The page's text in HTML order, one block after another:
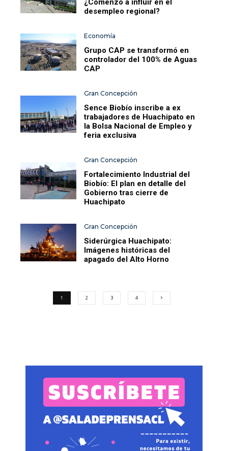
¿Comenzó a influir en el
desempleo regional?
Economía
Grupo CAP se transformó en
controlador del 100% de Aguas
CAP
Gran Concepción
Sence Biobío inscribe a ex
trabajadores de Huachipato en
la Bolsa Nacional de Empleo y
feria exclusiva
Gran Concepción
Fortalecimiento Industrial del
Biobío: El plan en detalle del
Gobierno tras cierre de
Huachipato
Gran Concepción
Siderúrgica Huachipato:
Imágenes históricas del
apagado del Alto Horno
1 2 3 4